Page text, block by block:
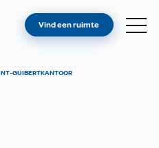
RUIMTE
Vind een ruimte
GUIBERTKANTOOR